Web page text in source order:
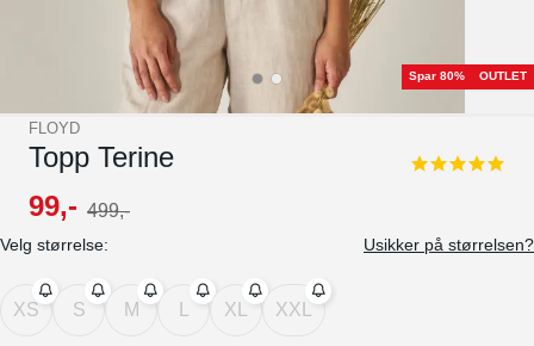
Spar 80% OUTLET
FLOYD
Topp Terine
5.0
99,- 499,-
Velg størrelse: Usikker på størrelsen?
XS S M XL XXL